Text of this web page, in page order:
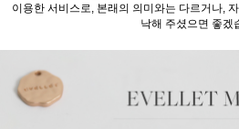
이용한 서비스로, 본래의 의미와는 다르거나,
낙해 주셨으면 좋겠